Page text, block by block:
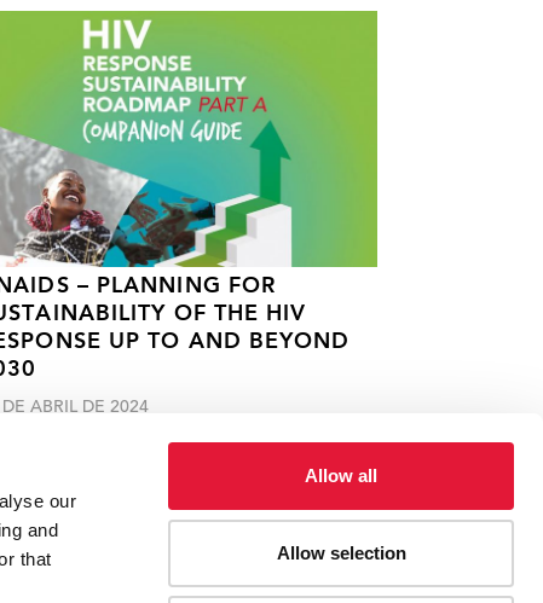
our
and
that
Allow all
Allow selection
– PLANNING FOR
OF THE HIV
UP TO AND BEYOND
ABRIL DE 2024